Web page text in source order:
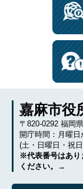
嘉麻市役
〒820-0292 福岡
開庁時間：月曜
(土・日曜日・祝
※代表番号はあり
ください。→